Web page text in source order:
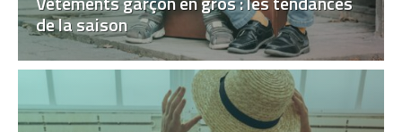
de la saison